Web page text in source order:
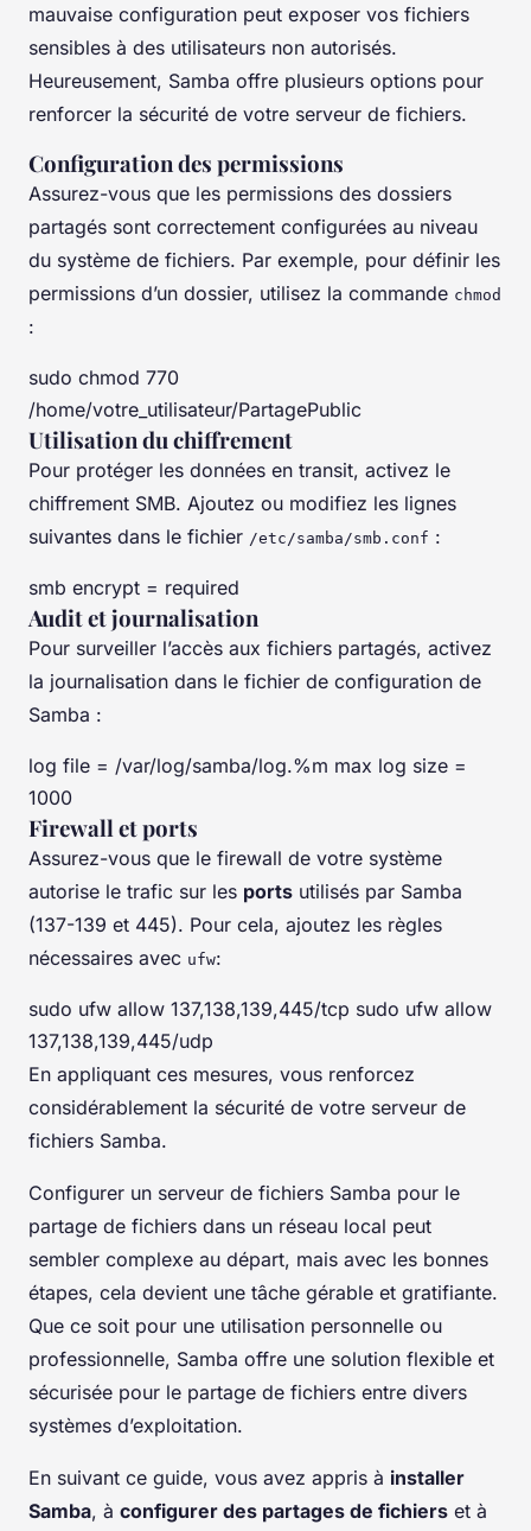
mauvaise configuration peut exposer vos fichiers
sensibles à des utilisateurs non autorisés.
Heureusement, Samba offre plusieurs options pour
renforcer la sécurité de votre serveur de fichiers.
Configuration des permissions
Assurez-vous que les permissions des dossiers
partagés sont correctement configurées au niveau
du système de fichiers. Par exemple, pour définir les
permissions d’un dossier, utilisez la commande chmod
:
sudo chmod 770
/home/votre_utilisateur/PartagePublic
Utilisation du chiffrement
Pour protéger les données en transit, activez le
chiffrement SMB. Ajoutez ou modifiez les lignes
suivantes dans le fichier /etc/samba/smb.conf :
smb encrypt = required
Audit et journalisation
Pour surveiller l’accès aux fichiers partagés, activez
la journalisation dans le fichier de configuration de
Samba :
log file = /var/log/samba/log.%m max log size =
1000
Firewall et ports
Assurez-vous que le firewall de votre système
autorise le trafic sur les ports utilisés par Samba
(137-139 et 445). Pour cela, ajoutez les règles
nécessaires avec ufw:
sudo ufw allow 137,138,139,445/tcp sudo ufw allow
137,138,139,445/udp
En appliquant ces mesures, vous renforcez
considérablement la sécurité de votre serveur de
fichiers Samba.
Configurer un serveur de fichiers Samba pour le
partage de fichiers dans un réseau local peut
sembler complexe au départ, mais avec les bonnes
étapes, cela devient une tâche gérable et gratifiante.
Que ce soit pour une utilisation personnelle ou
professionnelle, Samba offre une solution flexible et
sécurisée pour le partage de fichiers entre divers
systèmes d’exploitation.
En suivant ce guide, vous avez appris à installer
Samba, à configurer des partages de fichiers et à